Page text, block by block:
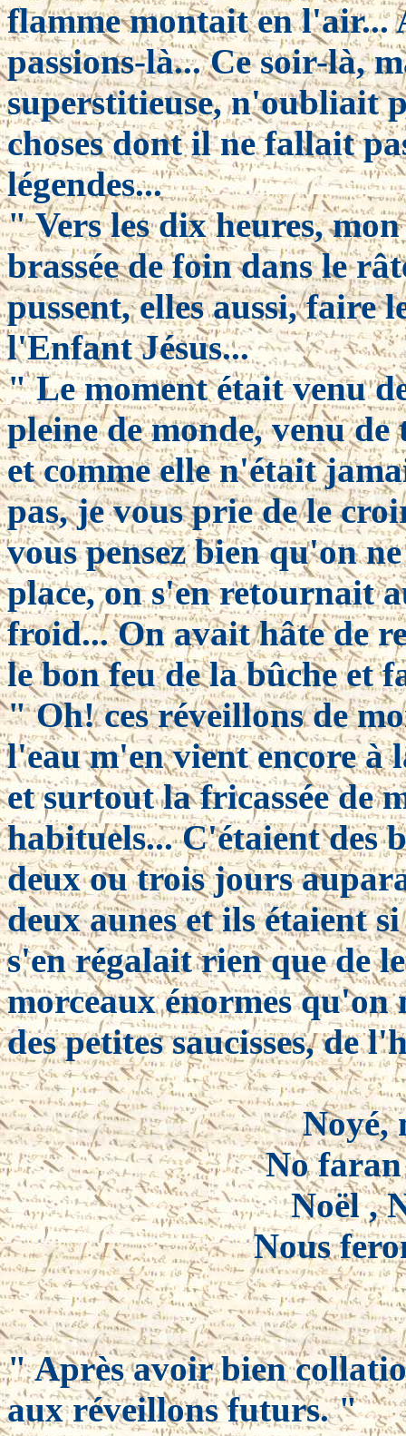
flamme montait en l'air...
passions-là... Ce soir-là,
superstitieuse, n'oubliait
choses dont il ne fallait
légendes...
" Vers les dix heures,
brassée de foin dans le
pussent, elles aussi, faire
l'Enfant Jésus...
" Le moment était venu
pleine de monde, venu de
et comme elle n'était
pas, je vous prie de le
vous pensez bien qu'on
place, on s'en retournait
froid... On avait hâte de
le bon feu de la bûche et
" Oh! ces réveillons de
l'eau m'en vient encore à
et surtout la fricassée de
habituels... C'étaient des
deux ou trois jours
deux aunes et ils étaient
s'en régalait rien que de
morceaux énormes qu'on
des petites saucisses, de
Noyé,
No
Noël ,
Nous
" Après avoir bien
aux réveillons futurs. "